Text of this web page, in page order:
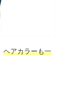
ヘアカラーも一